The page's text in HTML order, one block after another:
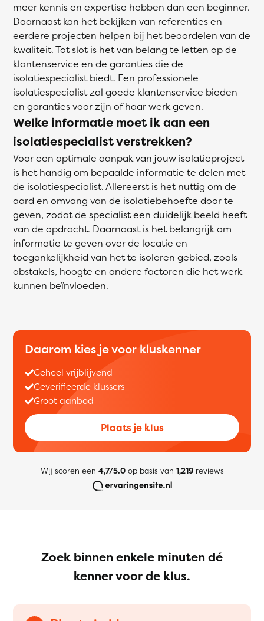
meer kennis en expertise hebben dan een beginner.
Daarnaast kan het bekijken van referenties en
eerdere projecten helpen bij het beoordelen van de
kwaliteit. Tot slot is het van belang te letten op de
klantenservice en de garanties die de
isolatiespecialist biedt. Een professionele
isolatiespecialist zal goede klantenservice bieden
en garanties voor zijn of haar werk geven.
Welke informatie moet ik aan een
isolatiespecialist verstrekken?
Voor een optimale aanpak van jouw isolatieproject
is het handig om bepaalde informatie te delen met
de isolatiespecialist. Allereerst is het nuttig om de
aard en omvang van de isolatiebehoefte door te
geven, zodat de specialist een duidelijk beeld heeft
van de opdracht. Daarnaast is het belangrijk om
informatie te geven over de locatie en
toegankelijkheid van het te isoleren gebied, zoals
obstakels, hoogte en andere factoren die het werk
kunnen beïnvloeden.
Daarom kies je voor kluskenner
Geheel vrijblijvend
Geverifieerde klussers
Groot aanbod
Plaats je klus
Wij scoren een 4,7/5.0op basis van 1,219reviews
Zoek binnen enkele minuten dé
kenner voor de klus.